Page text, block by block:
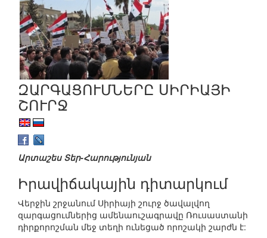
ԶԱՐԳԱՑՈՒՄՆԵՐԸ ՍԻՐԻԱՅԻ
ՇՈՒՐՋ
Արտաշես Տեր-Հարությունյան
Իրավիճակային դիտարկում
Վերջին շրջանում Սիրիայի շուրջ ծավալվող
զարգացումներից ամենաուշագրավը Ռուսաստանի
դիրքորոշման մեջ տեղի ունեցած որոշակի շարժն է: